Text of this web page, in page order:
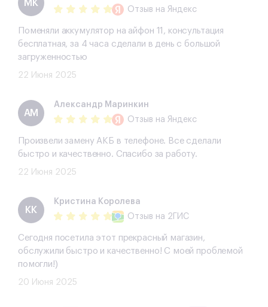
МК
Отзыв на Яндекс
Поменяли аккумулятор на айфон 11, консультация
бесплатная, за 4 часа сделали в день с большой
загруженностью
22 Июня 2025
АМ
Александр Маринкин
Отзыв на Яндекс
Произвели замену АКБ в телефоне. Все сделали
быстро и качественно. Спасибо за работу.
22 Июня 2025
​КК
​Кристина Королева
Отзыв на 2ГИС
Сегодня посетила этот прекрасный магазин,
обслужили быстро и качественно! С моей проблемой
помогли!)
20 Июня 2025